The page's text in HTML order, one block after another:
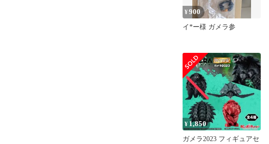
¥900
イ*ー様 ガメラ参
¥ 1,850
ガメラ2023 フィギュアセ